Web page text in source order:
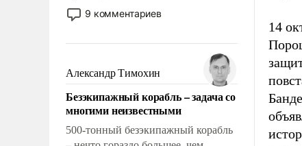
отменяя традиционное требование к
человеку – быть мужественным и
на себя ответственность, помогать
слабым, идти вперед и
адаптироваться.
9 комментариев
Александр Тимохин
Безэкипажный корабль – задача со
многими неизвестными
500-тонный безэкипажный корабль
14